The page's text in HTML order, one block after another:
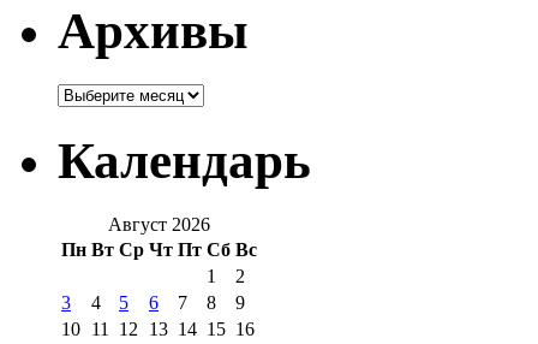
Архивы
Архивы
Календарь
Август 2026
Пн Вт Ср Чт Пт Сб Вс
1
2
3
4 5 6 7 8
9
10 11 12 13 14 15 16